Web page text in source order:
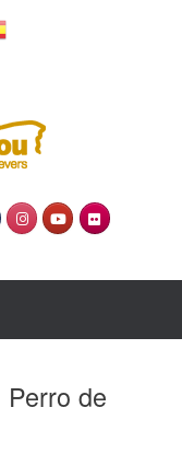
Perro de